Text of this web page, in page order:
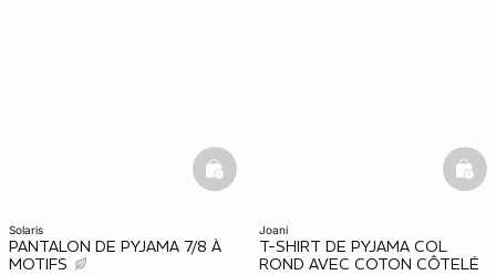
solaris
PANTALON DE PYJAMA 7/8 À
MOTIFS
basketfull
joani
T-SHIRT DE PYJAMA COL
ROND AVEC COTON CÔTELÉ